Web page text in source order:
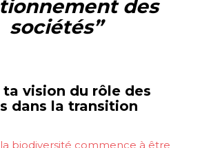
des
sociétés”
vision du rôle des
dans la transition
la biodiversité commence à être